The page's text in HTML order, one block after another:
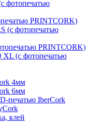
фотопечатью
PRINTCORK)
(с фотопечатью
PRINTCORK)
(с фотопечатью
4мм
6мм
печатью IberCork
клей